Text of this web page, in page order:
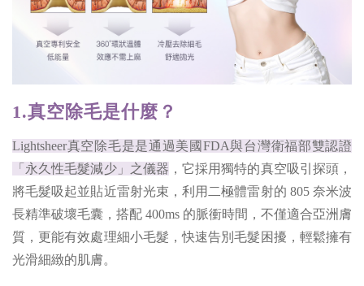
1.真空除毛是什麼？
Lightsheer真空除毛是是通過美國FDA與台灣衛福部雙認證
「永久性毛髮減少」之儀器 ，它採用獨特的真空吸引探頭，
將毛髮吸起並貼近雷射光束，利用二極體雷射的 805 奈米波
長精準破壞毛囊，搭配 400ms 的脈衝時間，不僅適合亞洲膚
質，更能有效處理細小毛髮，快速告別毛髮困擾，輕鬆擁有
光滑細緻的肌膚。